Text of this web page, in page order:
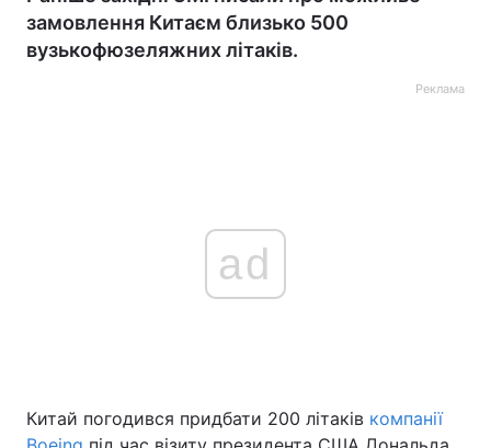
замовлення Китаєм близько 500
вузькофюзеляжних літаків.
Реклама
ad
Китай погодився придбати 200 літаків компанії